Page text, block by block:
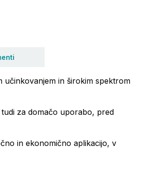
učinkovanjem in širokim spektrom
za domačo uporabo, pred
in ekonomično aplikacijo, v